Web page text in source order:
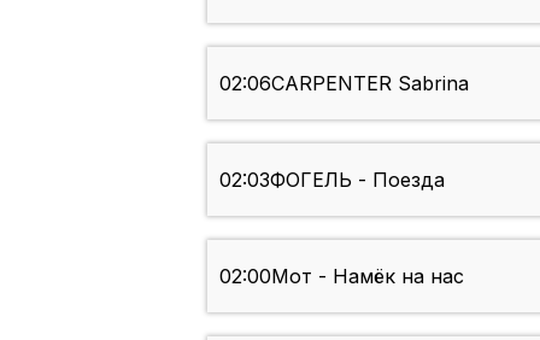
02:06CARPENTER Sabrina
02:03ФОГЕЛЬ - Поезда
02:00Мот - Намёк на нас